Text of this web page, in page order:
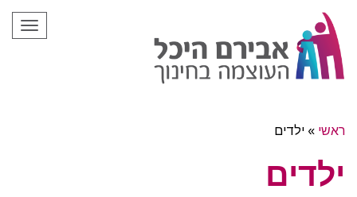
ראשי » ילדים
ילדים